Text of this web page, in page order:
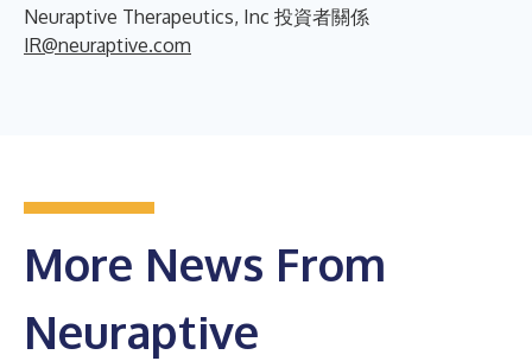
Neuraptive Therapeutics, Inc 投資者關係
IR@neuraptive.com
More News From
Neuraptive